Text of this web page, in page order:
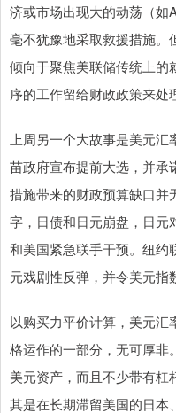
济或市场出现大的动荡（如
毫不犹豫地采取救援措施。
倾向于聚焦美联储传统上的
序的工作留给财政政策来处
上周另一个大故事是美元
苗政府宣布提前大选，并承
措施带来的财政预算缺口并
字，日债和日元崩盘，日元
和美国紧急联手干预。纽约
元戏剧性反弹，并令美元指
以购买力平价计算，美元汇
格运作的一部分，无可厚非
美元资产，而且不少带有
其是在长期滞留美国的日本